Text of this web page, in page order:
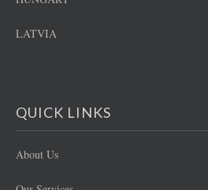
LATVIA
QUICK LINKS
About Us